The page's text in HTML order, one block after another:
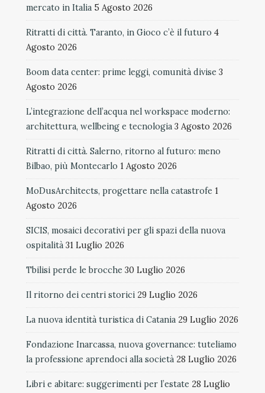
mercato in Italia 5 Agosto 2026
Ritratti di città. Taranto, in Gioco c’è il futuro 4
Agosto 2026
Boom data center: prime leggi, comunità divise 3
Agosto 2026
L’integrazione dell’acqua nel workspace moderno:
architettura, wellbeing e tecnologia 3 Agosto 2026
Ritratti di città. Salerno, ritorno al futuro: meno
Bilbao, più Montecarlo 1 Agosto 2026
MoDusArchitects, progettare nella catastrofe 1
Agosto 2026
SICIS, mosaici decorativi per gli spazi della nuova
ospitalità 31 Luglio 2026
Tbilisi perde le brocche 30 Luglio 2026
Il ritorno dei centri storici 29 Luglio 2026
La nuova identità turistica di Catania 29 Luglio 2026
Fondazione Inarcassa, nuova governance: tuteliamo
la professione aprendoci alla società 28 Luglio 2026
Libri e abitare: suggerimenti per l’estate 28 Luglio